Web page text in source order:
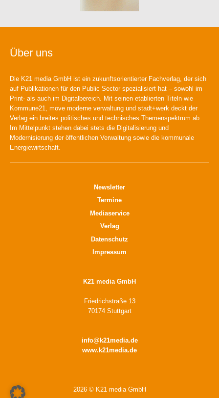
Über uns
Die K21 media GmbH ist ein zukunftsorientierter Fachverlag, der sich
auf Publikationen für den Public Sector spezialisiert hat – sowohl im
Print- als auch im Digitalbereich. Mit seinen etablierten Titeln wie
Kommune21, move moderne verwaltung und stadt+werk deckt der
Verlag ein breites politisches und technisches Themenspektrum ab.
Im Mittelpunkt stehen dabei stets die Digitalisierung und
Modernisierung der öffentlichen Verwaltung sowie die kommunale
Energiewirtschaft.
Newsletter
Termine
Mediaservice
Verlag
Datenschutz
Impressum
K21 media GmbH
Friedrichstraße 13
70174 Stuttgart
info@k21media.de
www.k21media.de
2026 © K21 media GmbH